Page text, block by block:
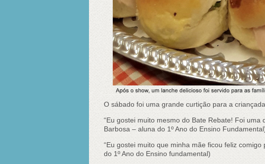
O sábado foi uma grande curtição para a
“Eu gostei muito mesmo do Bate Rebate! Foi
Barbosa – aluna do 1º Ano do Ensino
“Eu gostei muito que minha mãe ficou feliz
do 1º Ano do Ensino fundamental)